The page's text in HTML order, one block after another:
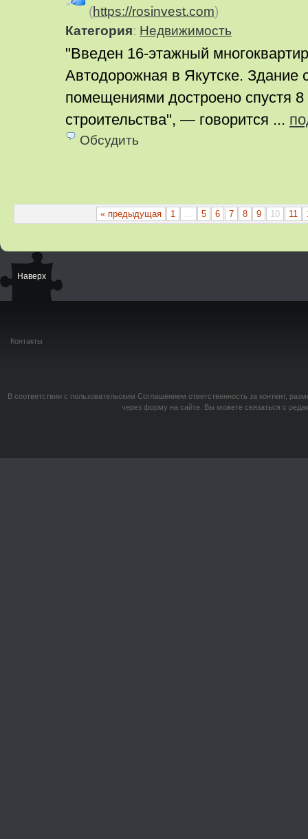
(https://rosinvest.com)
Категория: Недвижимость
"Введен 16-этажный
Автодорожная в Якутске.
помещениями достроено спустя 8
строительства", — говорится ...
Обсудить
« предыдущая 1 ... 5 6 7 8 9 10 11
Наверх
Контакты
В соответствии с пользовательским Соглашением ответственность за контент,
через форму на сайте. Вы можете связаться с